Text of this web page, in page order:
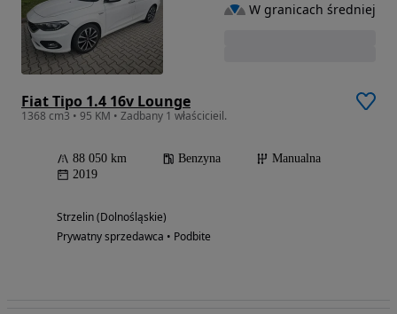
Fiat Tipo 1.4 16v Lounge
1368 cm3 • 95 KM • Zadbany 1 właścicieil.
88 050 km Benzyna
Manualna
2019
Strzelin (Dolnośląskie)
Prywatny sprzedawca • Podbite
W granicach średniej